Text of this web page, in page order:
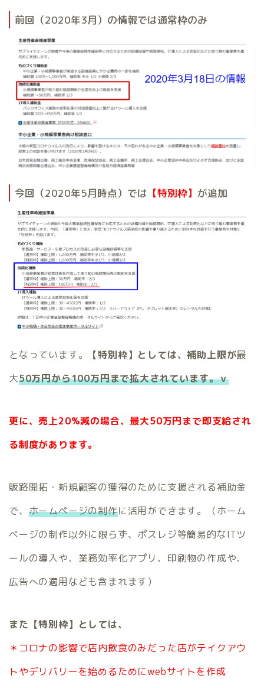
前回（2020年3月）の情報では通常枠のみ
今回（2020年5月時点）では 【特別枠】 が追加
となっています。 【特別枠】としては、補助上限が最
大50万円から100万円まで拡大されています。ｖ
更に、売上20%減の場合、最大50万円まで即支給され
る制度があります。
販路開拓・新規顧客の獲得のために支援される補助金
で、 ホームページの制作に活用ができます。（ホーム
ページの制作以外に限らず、ポスレジ等簡易的なITツ
ールの導入や、業務効率化アプリ、印刷物の作成や、
広告への適用なども含まれます）
また【特別枠】としては、
＊コロナの影響で店内飲食のみだった店がテイクアウ
トやデリバリーを始めるためにwebサイトを作成